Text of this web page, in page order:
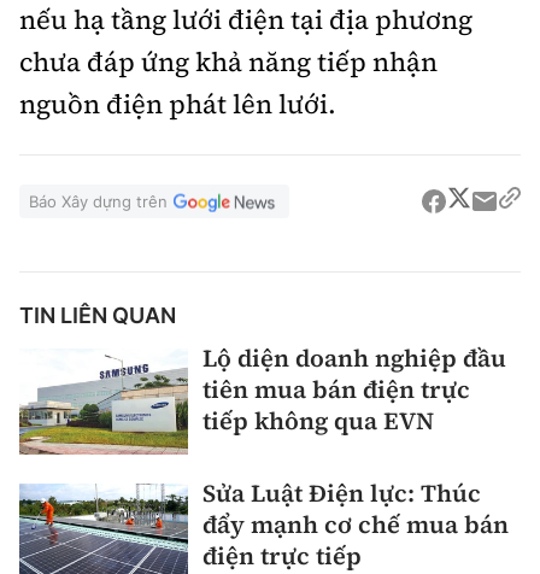
nếu hạ tầng lưới điện tại địa phương
chưa đáp ứng khả năng tiếp nhận
nguồn điện phát lên lưới.
Báo Xây dựng trên
TIN LIÊN QUAN
Lộ diện doanh nghiệp đầu
tiên mua bán điện trực
tiếp không qua EVN
Sửa Luật Điện lực: Thúc
đẩy mạnh cơ chế mua bán
điện trực tiếp